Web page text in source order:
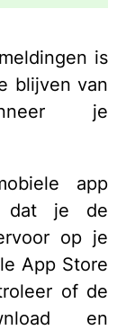
is
blijven van
je
app
dat je de
op je
App Store
of de
en